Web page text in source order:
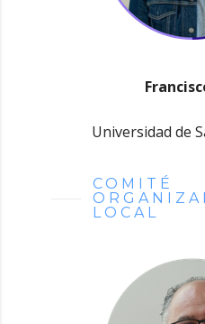
Universidad de
COMITÉ
LOCAL